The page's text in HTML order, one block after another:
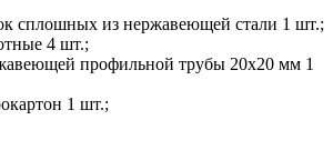
сплошных из нержавеющей стали 1 шт.;
4 шт.;
профильной трубы 20х20 мм 1
1 шт.;